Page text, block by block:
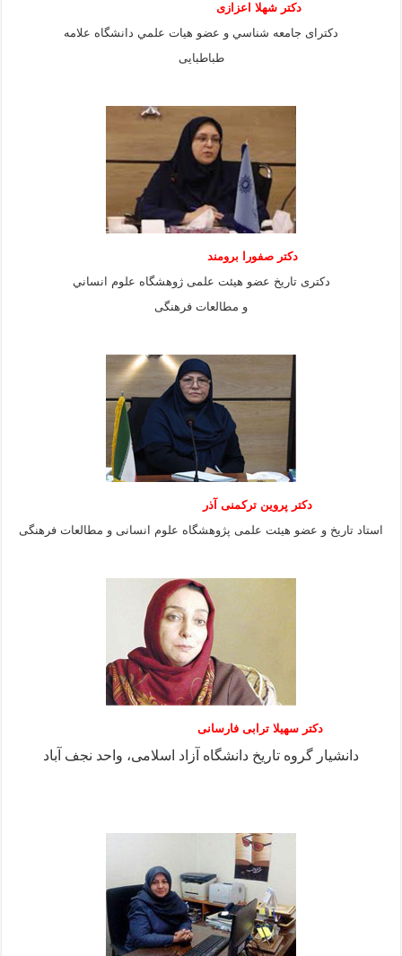
دكتر شهلا اعزازى
دكتراى جامعه شناسي و عضو هيات علمي دانشگاه علامه
طباطبايى
دكتر صفورا برومند
دكترى تاريخ عضو هيئت علمى ژوهشگاه علوم انساني
و مطالعات فرهنگى
دکتر پروین ترکمنی آذر
استاد تاریخ و عضو هیئت علمی پژوهشگاه علوم انسانی و مطالعات فرهنگى
دکتر سهیلا ترابی فارسانی
دانشیار گروه تاریخ دانشگاه آزاد اسلامی، واحد نجف آباد